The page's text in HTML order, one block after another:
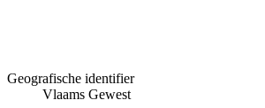
Geografische identifier
Vlaams Gewest